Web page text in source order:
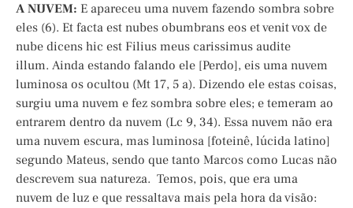
A NUVEM: E apareceu uma nuvem fazendo sombra sobre
eles (6). Et facta est nubes obumbrans eos et venit vox de
nube dicens hic est Filius meus carissimus audite
illum. Ainda estando falando ele [Perdo], eis uma nuvem
luminosa os ocultou (Mt 17, 5 a). Dizendo ele estas coisas,
surgiu uma nuvem e fez sombra sobre eles; e temeram ao
entrarem dentro da nuvem (Lc 9, 34). Essa nuvem não era
uma nuvem escura, mas luminosa [foteinê, lúcida latino]
segundo Mateus, sendo que tanto Marcos como Lucas não
descrevem sua natureza. Temos, pois, que era uma
nuvem de luz e que ressaltava mais pela hora da visão: